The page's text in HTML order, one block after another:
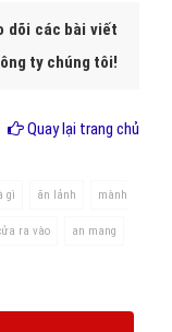
dõi các bài viết
ty chúng tôi!
Quay lại trang chủ
gì ăn lảnh mành
ra vào an mang